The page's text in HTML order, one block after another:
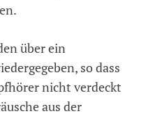
über ein
so dass
nicht verdeckt
aus der